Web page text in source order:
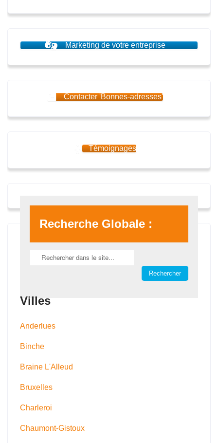
Marketing de votre entreprise
Contacter 'Bonnes-adresses'
Témoignages
Recherche Globale :
Villes
Anderlues
Binche
Braine L'Alleud
Bruxelles
Charleroi
Chaumont-Gistoux